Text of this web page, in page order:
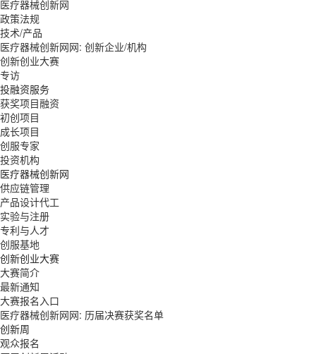
医疗器械创新网
政策法规
技术/产品
医疗器械创新网网: 创新企业/机构
创新创业大赛
专访
投融资服务
获奖项目融资
初创项目
成长项目
创服专家
投资机构
医疗器械创新网
供应链管理
产品设计代工
实验与注册
专利与人才
创服基地
创新创业大赛
大赛简介
最新通知
大赛报名入口
医疗器械创新网网: 历届决赛获奖名单
创新周
观众报名